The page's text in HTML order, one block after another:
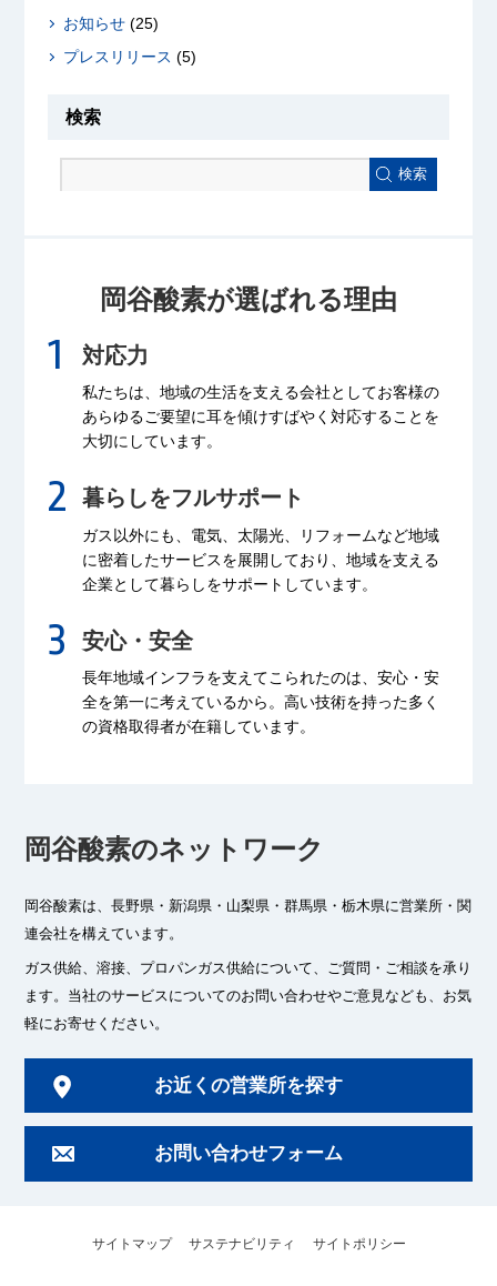
お知らせ(25)
プレスリリース (5)
検索
検索
岡谷酸素が選ばれる理由
対応力
私たちは、地域の生活を支える会社としてお客様の
あらゆるご要望に耳を傾けすばやく対応することを
大切にしています。
暮らしをフルサポート
ガス以外にも、電気、太陽光、リフォームなど地域
に密着したサービスを展開しており、地域を支える
企業として暮らしをサポートしています。
安心・安全
長年地域インフラを支えてこられたのは、安心・安
全を第一に考えているから。高い技術を持った多く
の資格取得者が在籍しています。
岡谷酸素のネットワーク
岡谷酸素は、長野県・新潟県・山梨県・群馬県・栃木県に営業所・関
連会社を構えています。
ガス供給、溶接、プロパンガス供給について、ご質問・ご相談を承り
ます。 当社のサービスについてのお問い合わせやご意見なども、お気
軽にお寄せください。
お近くの営業所を探す
お問い合わせフォーム
サイトマップ サステナビリティ サイトポリシー